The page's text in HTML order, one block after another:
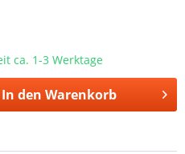
ca. 1-3 Werktage
In den Warenkorb